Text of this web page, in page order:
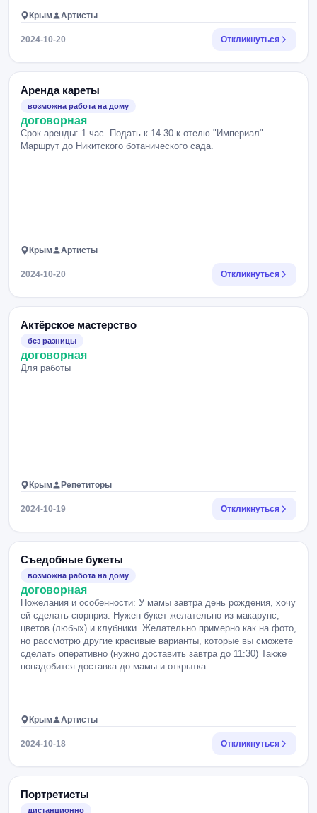
Крым Артисты
2024-10-20 Откликнуться
Аренда кареты
возможна работа на дому
договорная
Срок аренды: 1 час. Подать к 14.30 к отелю "Империал"
Маршрут до Никитского ботанического сада.
Крым Артисты
2024-10-20 Откликнуться
Актёрское мастерство
без разницы
договорная
Для работы
Крым Репетиторы
2024-10-19 Откликнуться
Съедобные букеты
возможна работа на дому
договорная
Пожелания и особенности: У мамы завтра день рождения, хочу
ей сделать сюрприз. Нужен букет желательно из макарунс,
цветов (любых) и клубники. Желательно примерно как на фото,
но рассмотрю другие красивые варианты, которые вы сможете
сделать оперативно (нужно доставить завтра до 11:30) Также
понадобится доставка до мамы и открытка.
Крым Артисты
2024-10-18 Откликнуться
Портретисты
дистанционно